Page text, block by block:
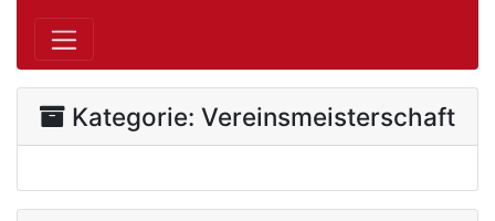
Kategorie: Vereinsmeisterschaft